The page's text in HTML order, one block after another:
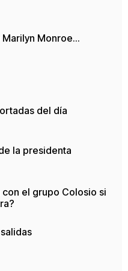
Marilyn Monroe…
del día
la presidenta
con el grupo Colosio si